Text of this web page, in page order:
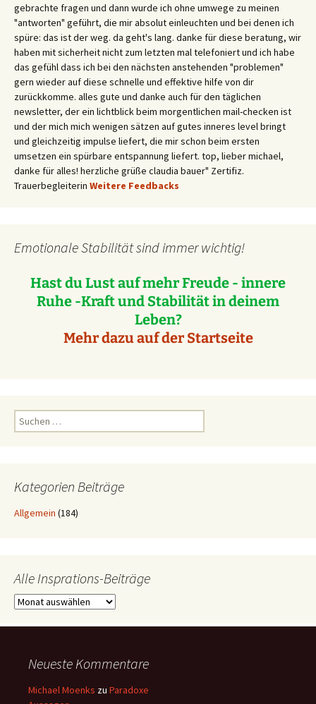
gebrachte fragen und dann wurde ich ohne umwege zu meinen
"antworten" geführt, die mir absolut einleuchten und bei denen ich
spüre: das ist der weg. da geht's lang. danke für diese beratung, wir
haben mit sicherheit nicht zum letzten mal telefoniert und ich habe
das gefühl dass ich bei den nächsten anstehenden "problemen"
gern wieder auf diese schnelle und effektive hilfe von dir
zurückkomme. alles gute und danke auch für den täglichen
newsletter, der ein lichtblick beim morgentlichen mail-checken ist
und der mich mich wenigen sätzen auf gutes inneres level bringt
und gleichzeitig impulse liefert, die mir schon beim ersten
umsetzen ein spürbare entspannung liefert. top, lieber michael,
danke für alles! herzliche grüße claudia bauer" Zertifiz.
Trauerbegleiterin Weitere Feedbacks
Emotionale Stabilität sind immer wichtig!
Hast du Lust auf mehr Freude - innere
Ruhe -Kraft und Stabilität in deinem
Leben?
Mehr dazu auf der Startseite
Suchen
nach:
Kategorien Beiträge
Allgemein (184)
Alle Insprations-Beiträge
Alle
Beiträge
Neueste Kommentare
Michael Moenks zu Paradoxe